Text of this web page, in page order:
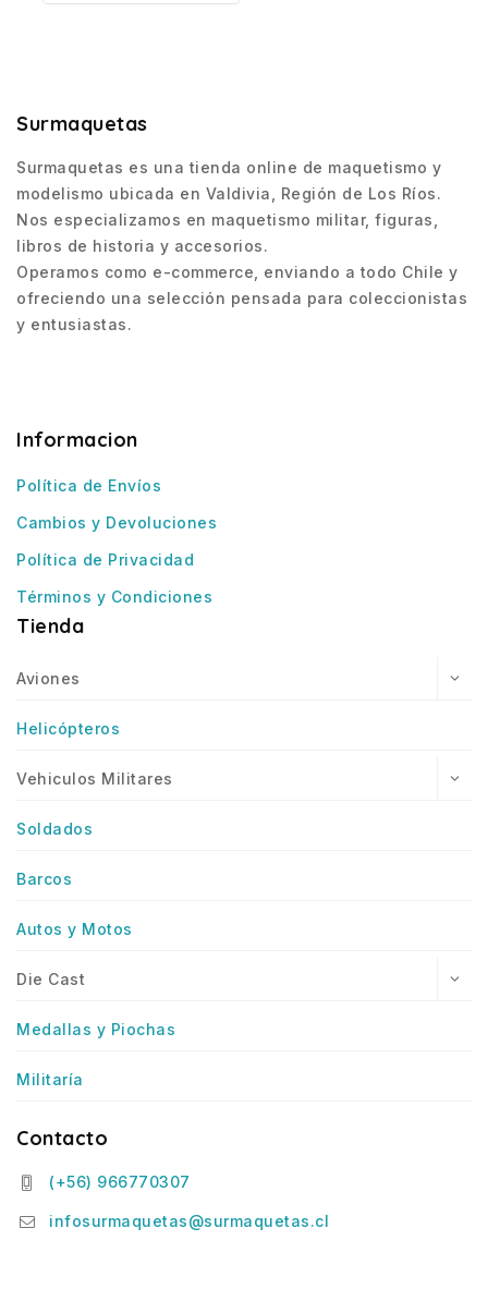
Surmaquetas
Surmaquetas es una tienda online de maquetismo y
modelismo ubicada en Valdivia, Región de Los Ríos.
Nos especializamos en maquetismo militar, figuras,
libros de historia y accesorios.
Operamos como e-commerce, enviando a todo Chile y
ofreciendo una selección pensada para coleccionistas
y entusiastas.
Informacion
Política de Envíos
Cambios y Devoluciones
Política de Privacidad
Términos y Condiciones
Tienda
Aviones
Helicópteros
Vehiculos Militares
Soldados
Barcos
Autos y Motos
Die Cast
Medallas y Piochas
Militaría
Contacto
(+56) 966770307
infosurmaquetas@surmaquetas.cl